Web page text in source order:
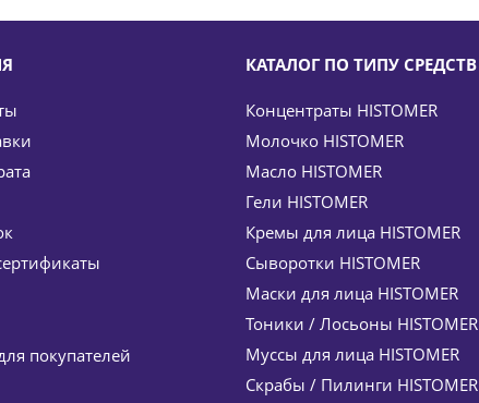
Sublime Glow Oil HISTOMER (Хистомер) 100 мл
13 500руб.
покупателей
КАТАЛОГ ПО ТИПУ СРЕДСТВ
Концентраты HISTOMER
Молочко HISTOMER
Масло HISTOMER
Гели HISTOMER
Кремы для лица HISTOMER
Сыворотки HISTOMER
Маски для лица HISTOMER
Тоники / Лосьоны HISTOMER
Муссы для лица HISTOMER
Скрабы / Пилинги HISTOMER